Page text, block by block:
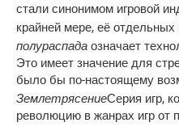
стали синонимом игровой
крайней мере, её отдельных
полураспада означает
Это имеет значение для
было бы по-настоящему
ЗемлетрясениеСерия игр,
революцию в жанрах игр от